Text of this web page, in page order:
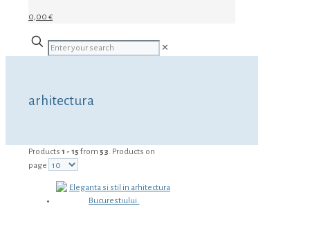
0,00 €
✕
arhitectura
Products 1 - 15 from 53. Products on
page